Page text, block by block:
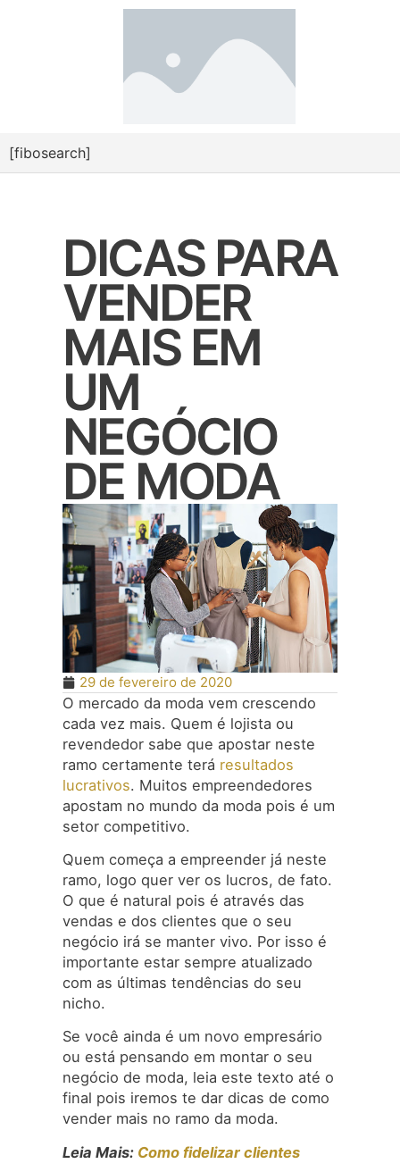
[fibosearch]
DICAS PARA
VENDER
MAIS EM
UM
NEGÓCIO
DE MODA
29 de fevereiro de 2020
O mercado da moda vem crescendo
cada vez mais. Quem é lojista ou
revendedor sabe que apostar neste
ramo certamente terá resultados
lucrativos. Muitos empreendedores
apostam no mundo da moda pois é um
setor competitivo.
Quem começa a empreender já neste
ramo, logo quer ver os lucros, de fato.
O que é natural pois é através das
vendas e dos clientes que o seu
negócio irá se manter vivo. Por isso é
importante estar sempre atualizado
com as últimas tendências do seu
nicho.
Se você ainda é um novo empresário
ou está pensando em montar o seu
negócio de moda, leia este texto até o
final pois iremos te dar dicas de como
vender mais no ramo da moda.
Leia Mais: Como fidelizar clientes